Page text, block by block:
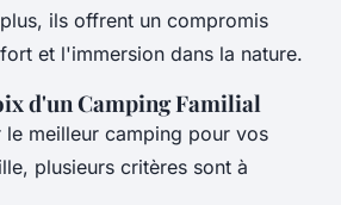
ils offrent un compromis
et l'immersion dans la nature.
d'un Camping Familial
le meilleur camping pour vos
plusieurs critères sont à